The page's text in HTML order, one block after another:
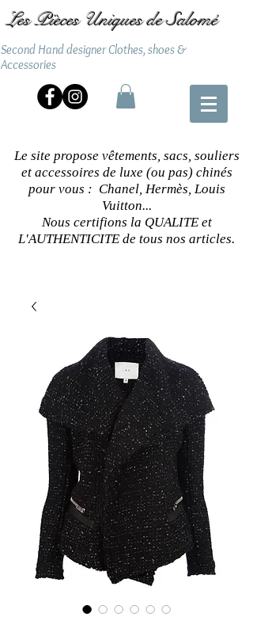
Les Pièces Uniques de Salomé
Second Hand designer Clothes, shoes &
Accessories
Le site propose vêtements, sacs, souliers
et accessoires de luxe (ou pas) chinés
pour vous : Chanel, Hermès, Louis
Vuitton...
Nous certifions la QUALITE et
L'AUTHENTICITE de tous nos articles.